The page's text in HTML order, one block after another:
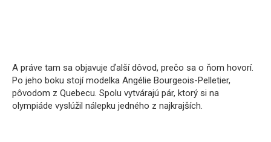
A práve tam sa objavuje ďalší dôvod, prečo sa o ňom hovorí.
Po jeho boku stojí modelka Angélie Bourgeois-Pelletier,
pôvodom z Quebecu. Spolu vytvárajú pár, ktorý si na
olympiáde vyslúžil nálepku jedného z najkrajších.